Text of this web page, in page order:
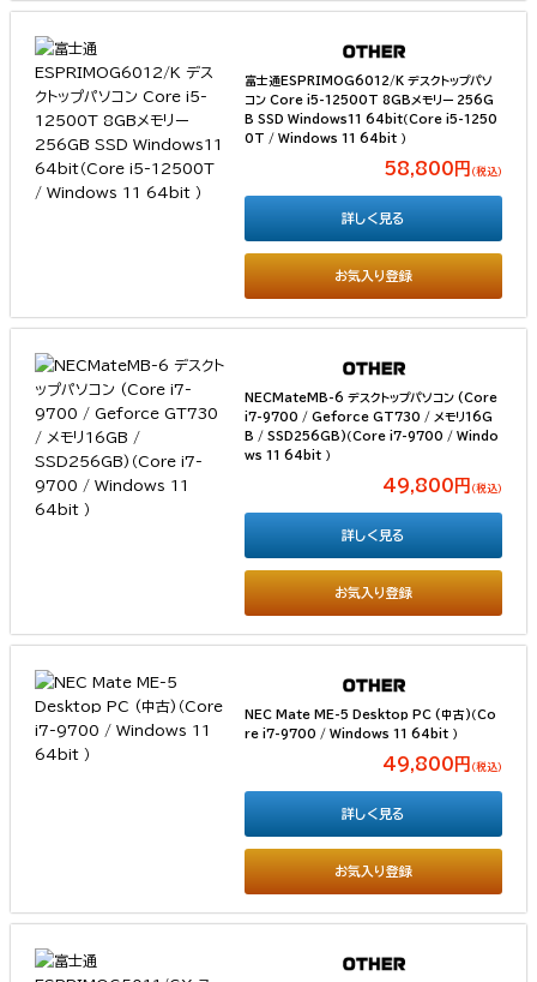
富士通ESPRIMOG6012/K デスクトップパソ
コン Core i5-12500T 8GBメモリー 256G
B SSD Windows11 64bit（Core i5-1250
0T / Windows 11 64bit ）
58,800円 （税込）
お気入り登録
詳しく見る
NECMateMB-6 デスクトップパソコン (Core
i7-9700 / Geforce GT730 / メモリ16G
B / SSD256GB)（Core i7-9700 / Windo
ws 11 64bit ）
49,800円 （税込）
お気入り登録
詳しく見る
NEC Mate ME-5 Desktop PC (中古)（Co
re i7-9700 / Windows 11 64bit ）
49,800円 （税込）
お気入り登録
詳しく見る